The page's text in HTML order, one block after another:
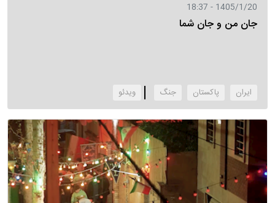
1405/1/20 - 18:37
جان من و جان شما
ایران پاکستان جنگ ‌ویدئو